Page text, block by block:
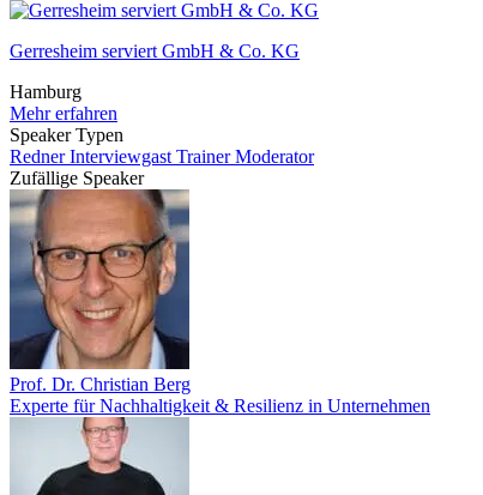
Gerresheim serviert GmbH & Co. KG
Hamburg
Mehr erfahren
Speaker Typen
RednerInterviewgast TrainerModerator
Zufällige Speaker
Prof. Dr. Christian Berg
Experte für Nachhaltigkeit & Resilienz in Unternehmen